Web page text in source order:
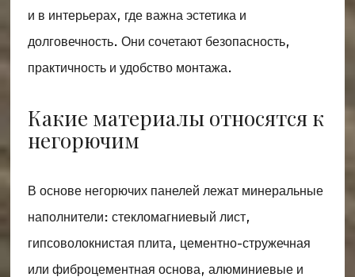
и в интерьерах, где важна эстетика и
долговечность. Они сочетают безопасность,
практичность и удобство монтажа.
Какие материалы относятся к
негорючим
В основе негорючих панелей лежат минеральные
наполнители: стекломагниевый лист,
гипсоволокнистая плита, цементно-стружечная
или фиброцементная основа, алюминиевые и